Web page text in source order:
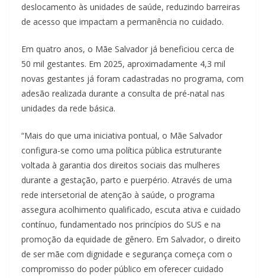
deslocamento às unidades de saúde, reduzindo barreiras
de acesso que impactam a permanência no cuidado.
Em quatro anos, o Mãe Salvador já beneficiou cerca de
50 mil gestantes. Em 2025, aproximadamente 4,3 mil
novas gestantes já foram cadastradas no programa, com
adesão realizada durante a consulta de pré-natal nas
unidades da rede básica.
“Mais do que uma iniciativa pontual, o Mãe Salvador
configura-se como uma política pública estruturante
voltada à garantia dos direitos sociais das mulheres
durante a gestação, parto e puerpério. Através de uma
rede intersetorial de atenção à saúde, o programa
assegura acolhimento qualificado, escuta ativa e cuidado
contínuo, fundamentado nos princípios do SUS e na
promoção da equidade de gênero. Em Salvador, o direito
de ser mãe com dignidade e segurança começa com o
compromisso do poder público em oferecer cuidado